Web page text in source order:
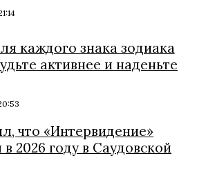
каждого знака зодиака
активнее и наденьте
что «Интервидение»
в 2026 году в Саудовской